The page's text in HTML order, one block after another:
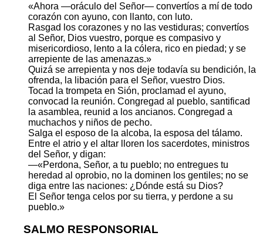
«Ahora —oráculo del Señor— convertíos a mí de todo
corazón con ayuno, con llanto, con luto.
Rasgad los corazones y no las vestiduras; convertíos
al Señor, Dios vuestro, porque es compasivo y
misericordioso, lento a la cólera, rico en piedad; y se
arrepiente de las amenazas.»
Quizá se arrepienta y nos deje todavía su bendición, la
ofrenda, la libación para el Señor, vuestro Dios.
Tocad la trompeta en Sión, proclamad el ayuno,
convocad la reunión. Congregad al pueblo, santificad
la asamblea, reunid a los ancianos. Congregad a
muchachos y niños de pecho.
Salga el esposo de la alcoba, la esposa del tálamo.
Entre el atrio y el altar lloren los sacerdotes, ministros
del Señor, y digan:
—«Perdona, Señor, a tu pueblo; no entregues tu
heredad al oprobio, no la dominen los gentiles; no se
diga entre las naciones: ¿Dónde está su Dios?
El Señor tenga celos por su tierra, y perdone a su
pueblo.»
SALMO RESPONSORIAL